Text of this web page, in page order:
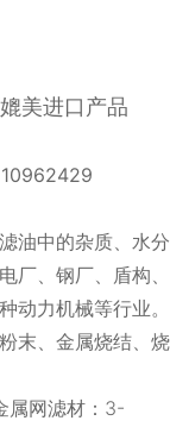
美进口产品
油中的杂质、水分
厂、钢厂、盾构、
动力机械等行业。
末、金属烧结、烧
属网滤材：3-